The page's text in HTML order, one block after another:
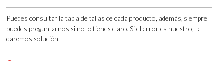
Puedes consultar la tabla de tallas de cada producto, además, siempre
puedes preguntarnos si no lo tienes claro. Si el error es nuestro, te
daremos solución.